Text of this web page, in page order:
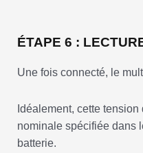
ÉTAPE 6 :
Une fois connecté, le
Idéalement, cette
nominale spécifiée dans
batterie.